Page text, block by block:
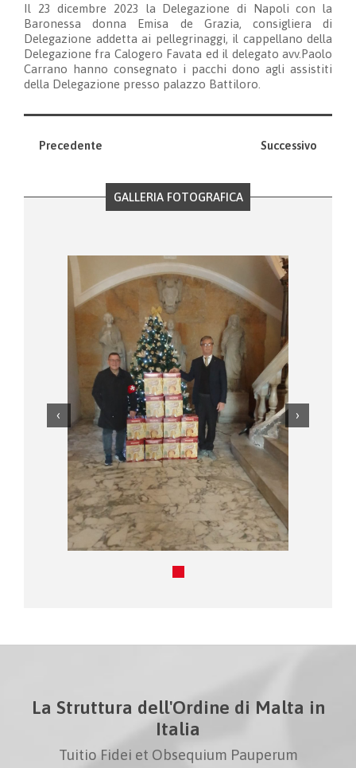
Il 23 dicembre 2023 la Delegazione di Napoli con la
Baronessa donna Emisa de Grazia, consigliera di
Delegazione addetta ai pellegrinaggi, il cappellano della
Delegazione fra Calogero Favata ed il delegato avv.Paolo
Carrano hanno consegnato i pacchi dono agli assistiti
della Delegazione presso palazzo Battiloro.
Precedente Successivo
GALLERIA FOTOGRAFICA
La Struttura dell'Ordine di Malta in
Italia
Tuitio Fidei et Obsequium Pauperum